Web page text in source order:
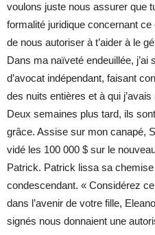
voulons juste nous assurer que
formalité juridique concernant
de nous autoriser à t’aider à le
Dans ma naïveté endeuillée, j’ai
d’avocat indépendant, faisant
des nuits entières et à qui
Deux semaines plus tard, ils
grâce. Assise sur mon canapé,
vidé les 100 000 $ sur le
Patrick. Patrick lissa sa
condescendant. « Considérez
dans l’avenir de votre fille,
signés nous donnaient une